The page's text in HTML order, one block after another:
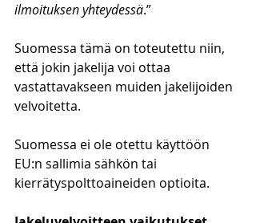
ilmoituksen yhteydessä.”
Suomessa tämä on toteutettu niin,
että jokin jakelija voi ottaa
vastattavakseen muiden jakelijoiden
velvoitetta.
Suomessa ei ole otettu käyttöön
EU:n sallimia sähkön tai
kierrätyspolttoaineiden optioita.